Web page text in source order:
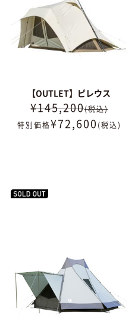
【OUTLET】ピレウス
¥145,200(税込)
特別価格¥72,600 (税込)